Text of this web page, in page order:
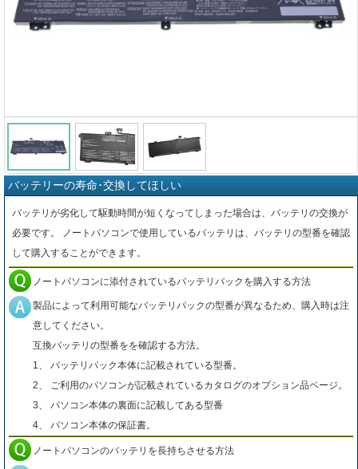
バッテリーの寿命･交換してほしい
バッテリが劣化して駆動時間が短くなってしまった場合は、バッテリの交換が
必要です。 ノートパソコンで使用しているバッテリは、バッテリの型番を確認
して購入することができます。
ノートパソコンに添付されているバッテリパックを購入する方法
製品によって利用可能なバッテリパックの型番が異なるため、購入時は注
意してください。
互換バッテリの型番をを確認する方法。
1、 バッテリパック本体に記載されている型番。
2、 ご利用のパソコンが記載されているカタログのオプション品ページ。
3、 パソコン本体の裏面に記載してある型番
4、 パソコン本体の保証書。
ノートパソコンのバッテリを長持ちさせる方法